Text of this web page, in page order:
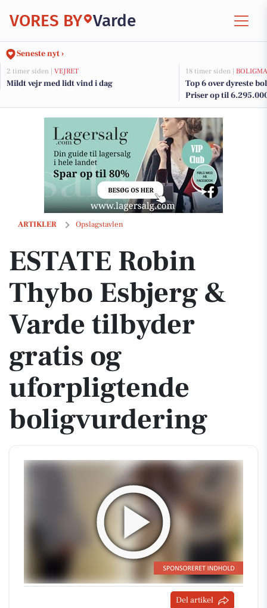
VORES BY Varde
Seneste nyt ›
2 timer siden | VEJRET
Mildt vejr med lidt vind i dag
18 timer siden |
Top 6 over dyreste
Priser op til
ARTIKLER Opslagstavlen
ESTATE Robin Thybo Esbjerg & Varde tilbyder gratis og
ESTATE Robin
Thybo Esbjerg &
Varde tilbyder
gratis og
uforpligtende
boligvurdering
Del artikel